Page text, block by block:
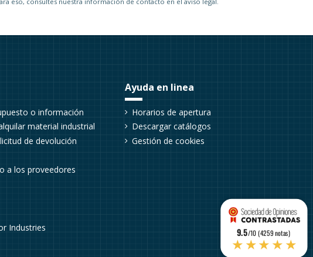
o información
material industrial
de devolución
a los proveedores
Ayuda en linea
Horarios de apertura
Descargar catálogos
Gestión de cookies
Industries
9.5/10 (4259 notas)
★★★★★